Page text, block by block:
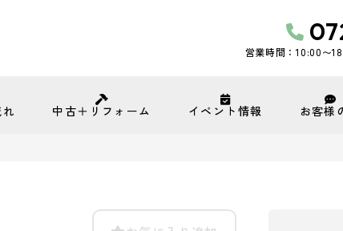
営業時間：10:00〜
中古＋リフォーム イベント情報 お客様